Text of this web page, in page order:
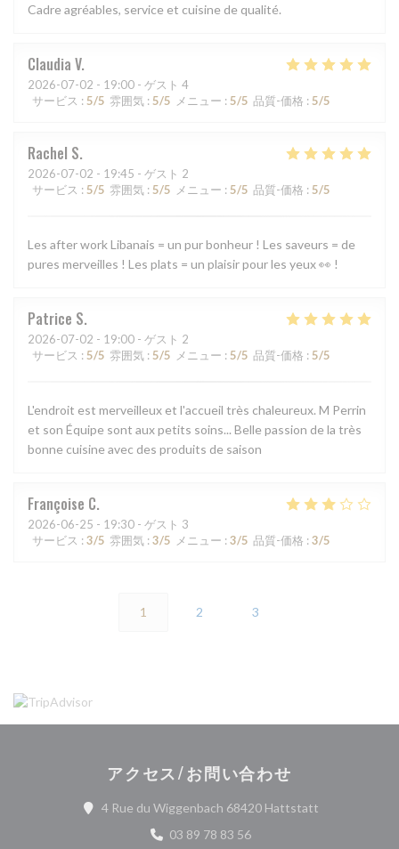
Cadre agréables, service et cuisine de qualité.
Claudia V
2026-07-02 - 19:00 - ゲスト 4
サービス : 5/5 雰囲気 : 5/5 メニュー : 5/5 品質-価格 : 5/5
Rachel S
2026-07-02 - 19:45 - ゲスト 2
サービス : 5/5 雰囲気 : 5/5 メニュー : 5/5 品質-価格 : 5/5
Les after work Libanais = un pur bonheur ! Les saveurs = de
pures merveilles ! Les plats = un plaisir pour les yeux 👀 !
Patrice S
2026-07-02 - 19:00 - ゲスト 2
サービス : 5/5 雰囲気 : 5/5 メニュー : 5/5 品質-価格 : 5/5
L'endroit est merveilleux et l'accueil très chaleureux. M Perrin
et son Équipe sont aux petits soins... Belle passion de la très
bonne cuisine avec des produits de saison
Françoise C
2026-06-25 - 19:30 - ゲスト 3
サービス : 3/5 雰囲気 : 3/5 メニュー : 3/5 品質-価格 : 3/5
1 2 3
アクセス/お問い合わせ
4 Rue du Wiggenbach 68420 Hattstatt((新しいウィ
03 89 78 83 56